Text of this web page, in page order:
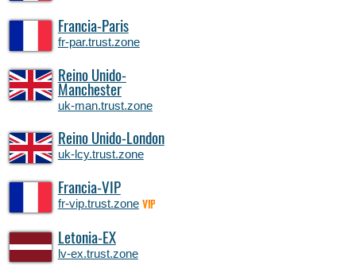
Francia-Paris
fr-par.trust.zone
Reino Unido-
Manchester
uk-man.trust.zone
Reino Unido-London
uk-lcy.trust.zone
Francia-VIP
fr-vip.trust.zone VIP
Letonia-EX
lv-ex.trust.zone